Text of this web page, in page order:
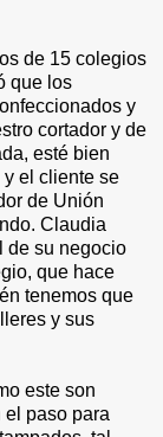
de 15 colegios
que los
y
cortador y de
esté bien
y el cliente se
de Unión
Claudia
de su negocio
que hace
tenemos que
y sus
este son
paso para